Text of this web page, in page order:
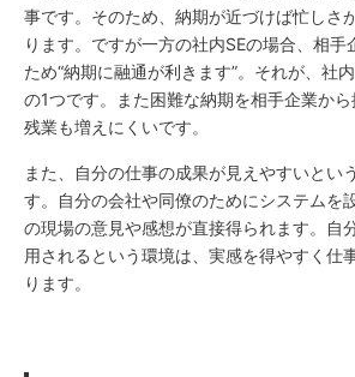
事です。そのため、納期が近づけば忙しさ
ります。ですが一方の社内SEの場合、相手
ため“納期に融通が利きます”。それが、社
の1つです。また困難な納期を相手企業から
残業も増えにくいです。
また、自分の仕事の成果が見えやすいとい
す。自分の会社や同僚のためにシステムを
の現場の意見や感想が直接得られます。自
用されるという環境は、実感を得やすく仕
ります。